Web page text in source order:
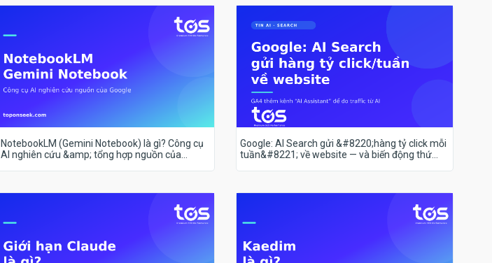
NotebookLM (Gemini Notebook) là gì? Công cụ
AI nghiên cứu &amp; tổng hợp nguồn của
Google: AI Search gửi &#8220;hàng tỷ click mỗi
tuần&#8221; về website — và biến động thứ